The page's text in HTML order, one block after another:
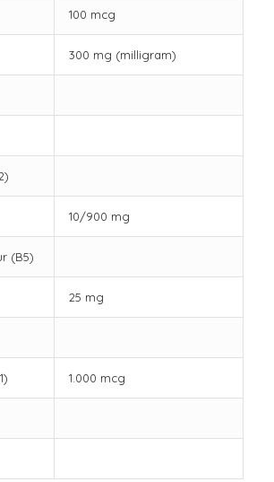
100 mcg
300 mg (milligram)
10/900 mg
(B5)
25 mg
1.000 mcg